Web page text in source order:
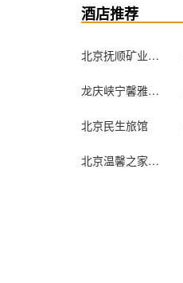
酒店推荐
北京抚顺矿业集团北京办事处
龙庆峡宁馨雅居农家院
北京民生旅馆
北京温馨之家旅馆